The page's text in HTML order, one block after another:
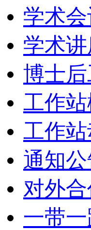
学术会
学术
博士
工作
工作
通知
对外
一带